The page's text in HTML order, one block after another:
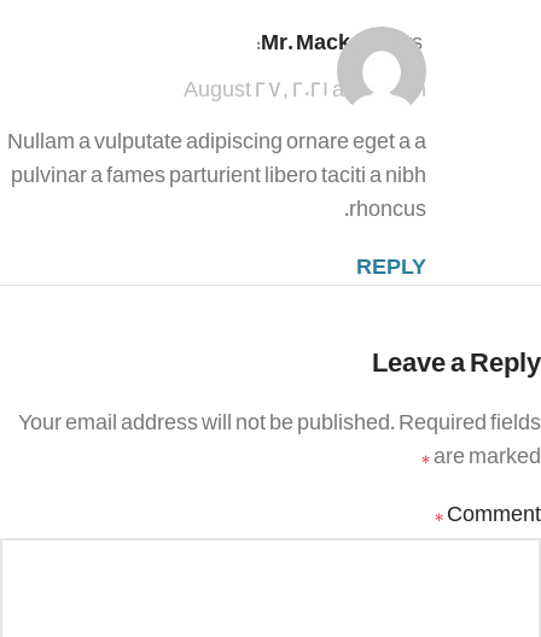
Mr. Mackay says:
August 27, 2021 at 1:47 pm
Nullam a vulputate adipiscing ornare eget a a
pulvinar a fames parturient libero taciti a nibh
rhoncus.
REPLY
Leave a Reply
Your email address will not be published. Required fields
are marked
*
Comment
*